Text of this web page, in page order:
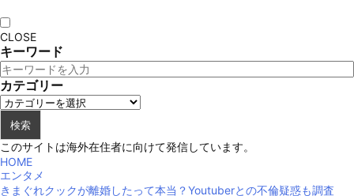
CLOSE
キーワード
カテゴリー
検索
このサイトは海外在住者に向けて発信しています。
HOME
エンタメ
きまぐれクックが離婚したって本当？Youtuberとの不倫疑惑も調査